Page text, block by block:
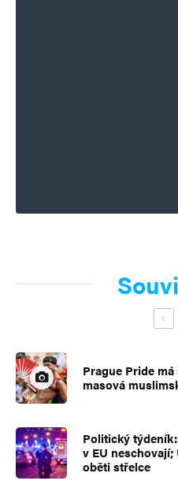
Prague Pride
masová
Politický
v EU
oběti střelce